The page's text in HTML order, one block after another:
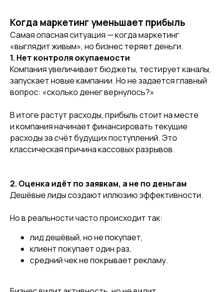
Когда маркетинг уменьшает прибыль
Самая опасная ситуация — когда маркетинг
«выглядит живым», но бизнес теряет деньги.
1. Нет контроля окупаемости
Компания увеличивает бюджеты, тестирует каналы,
запускает новые кампании. Но не задается главный
вопрос: «сколько денег вернулось?»
В итоге растут расходы, прибыль стоит на месте
и компания начинает финансировать текущие
расходы за счёт будущих поступлений. Это
классическая причина кассовых разрывов.
2. Оценка идёт по заявкам, а не по деньгам
Дешёвые лиды создают иллюзию эффективности.
Но в реальности часто происходит так:
лид дешёвый, но не покупает,
клиент покупает один раз,
средний чек не покрывает рекламу.